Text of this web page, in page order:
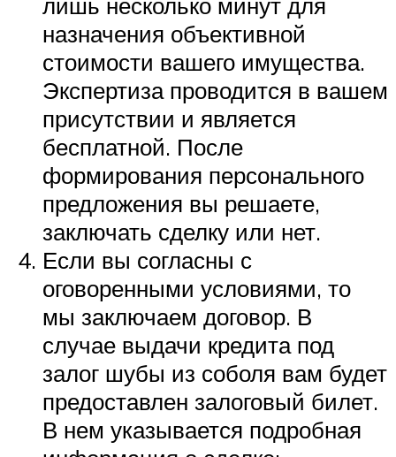
назначения объективной
стоимости вашего имущества.
Экспертиза проводится в вашем
присутствии и является
бесплатной. После
формирования персонального
предложения вы решаете,
заключать сделку или нет.
Если вы согласны с
оговоренными условиями, то
мы заключаем договор. В
случае выдачи кредита под
залог шубы из соболя вам будет
предоставлен залоговый билет.
В нем указывается подробная